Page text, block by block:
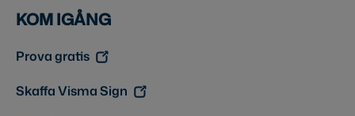
KOM IGÅNG
Prova gratis
Skaffa Visma Sign